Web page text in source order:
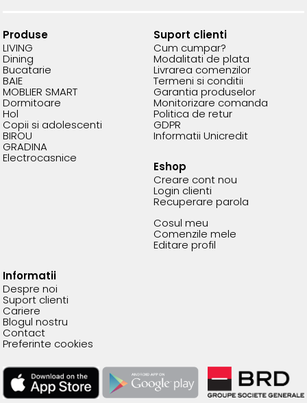
Produse
LIVING
Dining
Bucatarie
BAIE
MOBLIER SMART
Dormitoare
Hol
Copii si adolescenti
BIROU
GRADINA
Electrocasnice
Suport clienti
Cum cumpar?
Modalitati de plata
Livrarea comenzilor
Termeni si conditii
Garantia produselor
Monitorizare comanda
Politica de retur
GDPR
Informatii Unicredit
Eshop
Creare cont nou
Login clienti
Recuperare parola
Cosul meu
Comenzile mele
Editare profil
Informatii
Despre noi
Suport clienti
Cariere
Blogul nostru
Contact
Preferinte cookies